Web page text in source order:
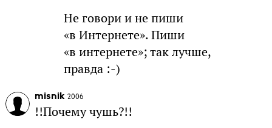
Не говори и не пиши
«в Интернете». Пиши
«в интернете»; так лучше,
правда :-)
misnik 2006
!!Почему чушь?!!